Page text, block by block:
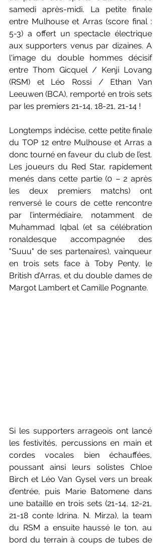
samedi après-midi. La petite finale
entre Mulhouse et Arras (score final :
5-3) a offert un spectacle électrique
aux supporters venus par dizaines. A
l'image du double hommes décisif
entre Thom Gicquel / Kenji Lovang
(RSM) et Léo Rossi / Ethan Van
Leeuwen (BCA), remporté en trois sets
par les premiers 21-14, 18-21, 21-14 !
Longtemps indécise, cette petite finale
du TOP 12 entre Mulhouse et Arras a
donc tourné en faveur du club de l’est.
Les joueurs du Red Star, rapidement
menés dans cette partie (0 – 2 après
les deux premiers matchs) ont
renversé le cours de cette rencontre
par l’intermédiaire, notamment de
Muhammad Iqbal (et sa célébration
ronaldesque accompagnée des
"Suuu" de ses partenaires), vainqueur
en trois sets face à Toby Penty, le
British d’Arras, et du double dames de
Margot Lambert et Camille Pognante.
Si les supporters arrageois ont lancé
les festivités, percussions en main et
cordes vocales bien échauffées,
poussant ainsi leurs solistes Chloe
Birch et Léo Van Gysel vers un break
d’entrée, puis Marie Batomene dans
une bataille en trois sets (21-14, 12-21,
21-18 conte Idrina. N. Mirza), la team
du RSM a ensuite haussé le ton, au
bord du terrain à coups de tubes de